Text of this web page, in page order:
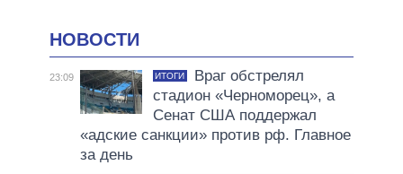
НОВОСТИ
23:09 ИТОГИ
Враг обстрелял
стадион «Черноморец», а
Сенат США поддержал
«адские санкции» против рф. Главное
за день